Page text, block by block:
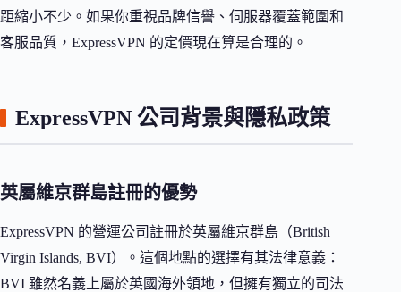
距縮小不少。如果你重視品牌信譽、伺服器覆蓋範圍和
客服品質，ExpressVPN 的定價現在算是合理的。
ExpressVPN 公司背景與隱私政策
英屬維京群島註冊的優勢
ExpressVPN 的營運公司註冊於英屬維京群島（British
Virgin Islands, BVI）。這個地點的選擇有其法律意義：
BVI 雖然名義上屬於英國海外領地，但擁有獨立的司法